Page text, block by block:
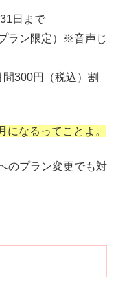
日まで
ラン限定）※音声じ
300円（税込）割
になるってことよ。
のプラン変更でも対